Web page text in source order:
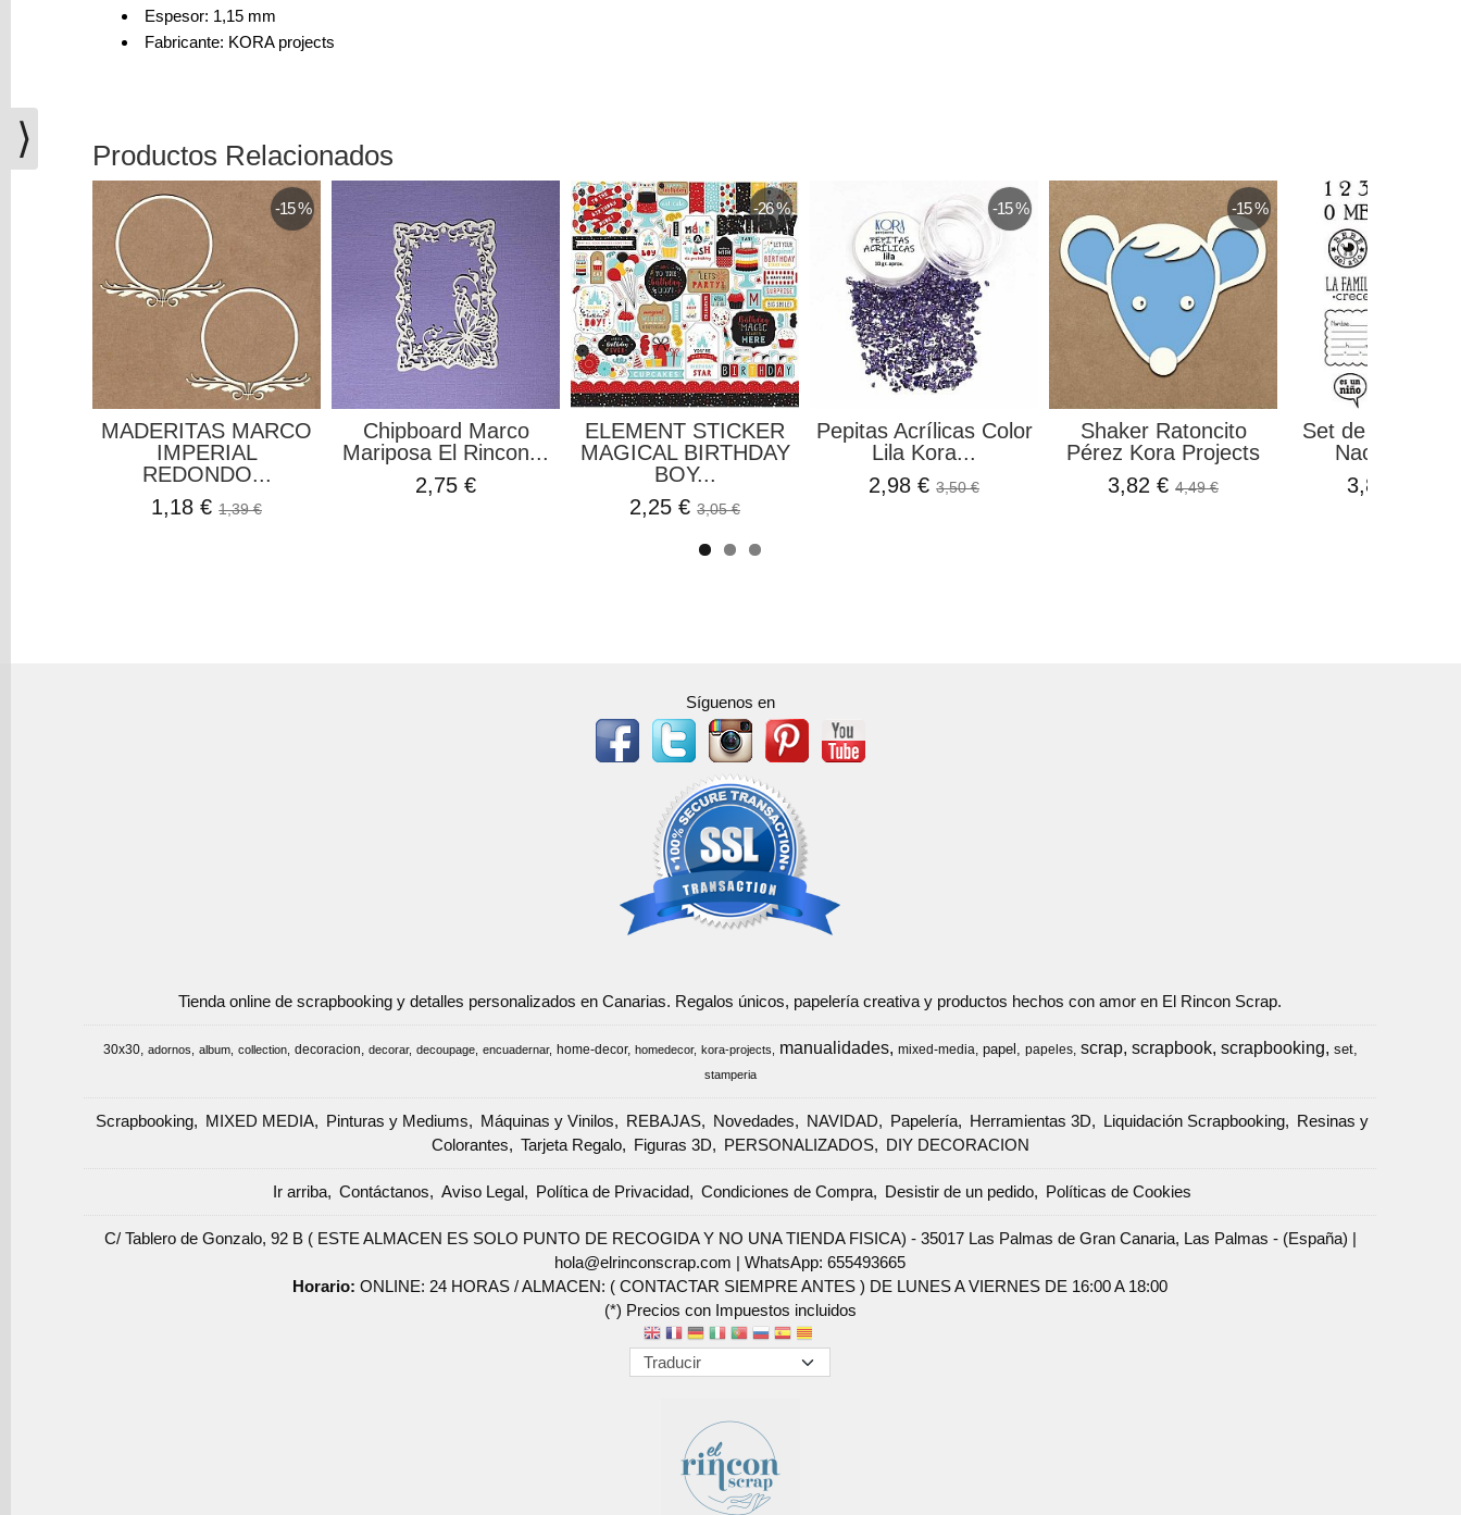
Carrito
compra
Redes
Facebook
Espesor: 1,15 mm
Fabricante: KORA projects
Productos Relacionados
-15 %
MADERITAS MARCO
IMPERIAL
REDONDO...
1,18 €1,39 €
Chipboard Marco
Mariposa El Rincon...
2,75 €
-26 %
ELEMENT STICKER
MAGICAL BIRTHDAY
BOY...
2,25 €3,05 €
-15 %
Pepitas Acrílicas Color
Lila Kora...
2,98 €3,50 €
-15 %
Shaker Ratoncito
Pérez Kora Projects
3,82 €4,49 €
Set de Sellos
Nacido
3,83 €
Síguenos en
Tienda online de scrapbooking y detalles personalizados en Canarias. Regalos únicos, papelería creativa y productos hechos con amor en El Rincon Scrap.
30x30 adornos album collection decoracion decorar decoupage encuadernar home-decor homedecor kora-projects manualidades mixed-media papel papeles scrap scrapbook scrapbooking set
stamperia
Scrapbooking MIXED MEDIA Pinturas y Mediums Máquinas y Vinilos REBAJAS Novedades NAVIDAD Papelería Herramientas 3D Liquidación Scrapbooking
Resinas y
Colorantes
Tarjeta Regalo Figuras 3D PERSONALIZADOS DIY DECORACION
Ir arriba Contáctanos Aviso Legal Política de Privacidad Condiciones de Compra Desistir de un pedido Políticas de Cookies
C/ Tablero de Gonzalo, 92 B ( ESTE ALMACEN ES SOLO PUNTO DE RECOGIDA Y NO UNA TIENDA FISICA) - 35017 Las Palmas de Gran Canaria, Las Palmas - (España) |
hola@elrinconscrap.com |WhatsApp: 655493665
Horario:ONLINE: 24 HORAS / ALMACEN: ( CONTACTAR SIEMPRE ANTES ) DE LUNES A VIERNES DE 16:00 A 18:00
(*) Precios con Impuestos incluidos
⟩